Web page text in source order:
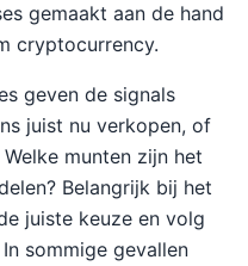
gemaakt aan de hand
cryptocurrency.
geven de signals
juist nu verkopen, of
munten zijn het
Belangrijk bij het
juiste keuze en volg
sommige gevallen